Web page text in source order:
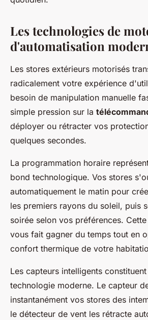
Les technologies de
d'automatisation
Les stores extérieurs motorisés
radicalement votre expérience
besoin de manipulation manuelle
simple pression sur la
déployer ou rétracter vos
quelques secondes.
La programmation horaire
bond technologique. Vos stores
automatiquement le matin pour
les premiers rayons du soleil, puis
soirée selon vos préférences.
vous fait gagner du temps tout en
confort thermique de votre
Les capteurs intelligents
technologie moderne. Le capteur
instantanément vos stores des
le détecteur de vent les rétracte